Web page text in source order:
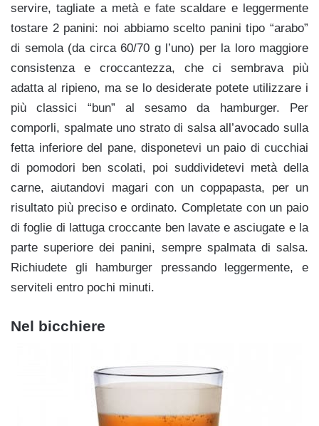
servire, tagliate a metà e fate scaldare e leggermente
tostare 2 panini: noi abbiamo scelto panini tipo “arabo”
di semola (da circa 60/70 g l’uno) per la loro maggiore
consistenza e croccantezza, che ci sembrava più
adatta al ripieno, ma se lo desiderate potete utilizzare i
più classici “bun” al sesamo da hamburger. Per
comporli, spalmate uno strato di salsa all’avocado sulla
fetta inferiore del pane, disponetevi un paio di cucchiai
di pomodori ben scolati, poi suddividetevi metà della
carne, aiutandovi magari con un coppapasta, per un
risultato più preciso e ordinato. Completate con un paio
di foglie di lattuga croccante ben lavate e asciugate e la
parte superiore dei panini, sempre spalmata di salsa.
Richiudete gli hamburger pressando leggermente, e
serviteli entro pochi minuti.
Nel bicchiere